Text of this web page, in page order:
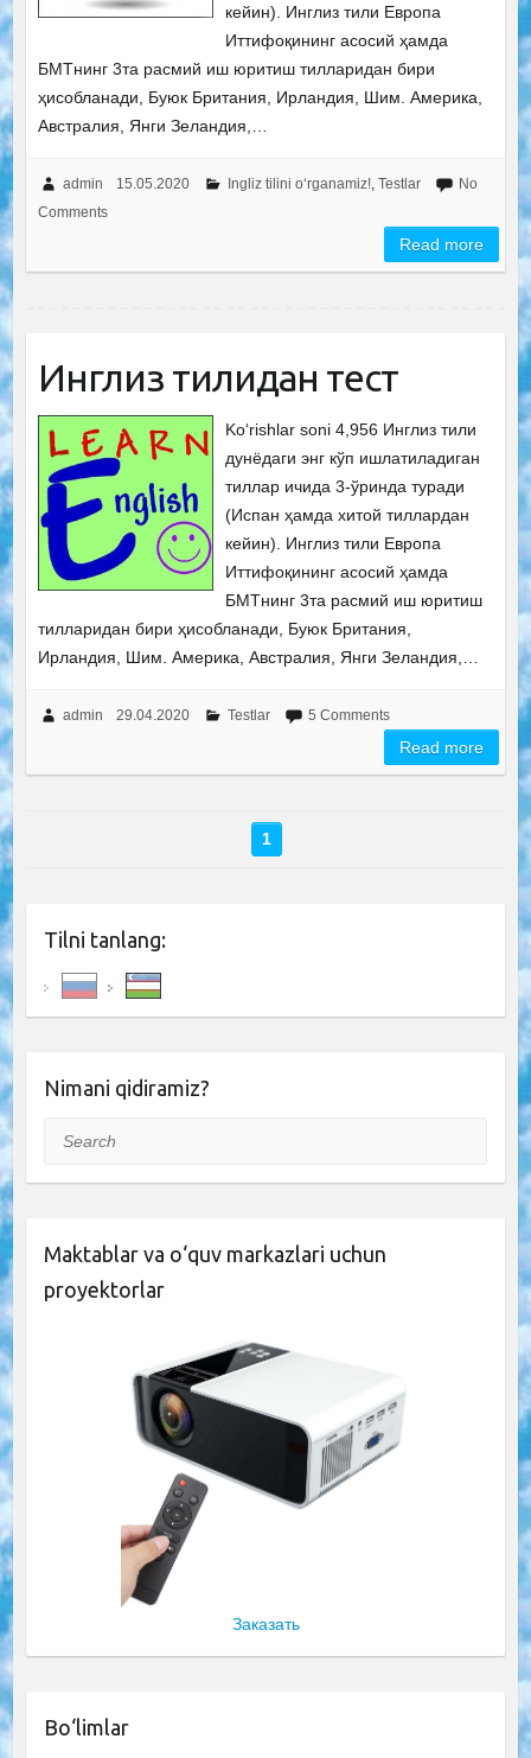
кейин). Инглиз тили Европа
Иттифоқининг асосий ҳамда
БМТнинг 3та расмий иш юритиш тилларидан бири
ҳисобланади, Буюк Британия, Ирландия, Шим. Америка,
Австралия, Янги Зеландия,…
admin 15.05.2020 Ingliz tilini o‘rganamiz!, Testlar
No
Comments
Read more
Инглиз тилидан тест
Ko‘rishlar soni 4,956 Инглиз тили
дунёдаги энг кўп ишлатиладиган
тиллар ичида 3-ўринда туради
(Испан ҳамда хитой тиллардан
кейин). Инглиз тили Европа
Иттифоқининг асосий ҳамда
БМТнинг 3та расмий иш юритиш
тилларидан бири ҳисобланади, Буюк Британия,
Ирландия, Шим. Америка, Австралия, Янги Зеландия,…
admin 29.04.2020 Testlar 5 Comments
Read more
1
Tilni tanlang:
Nimani qidiramiz?
Search
Maktablar va o‘quv markazlari uchun
proyektorlar
Заказать
Bo‘limlar